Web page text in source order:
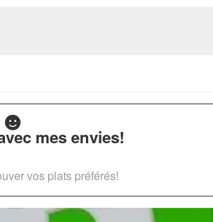
mes envies!
vos plats préférés!